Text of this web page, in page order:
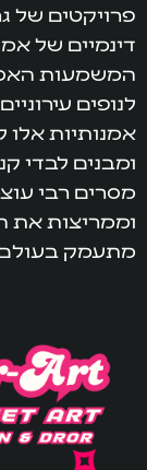
דינמיים של
המשמעות
לנופים
אמנותיות אלו
ומבנים לבדי
מסרים רבי
וממריצות את
מתעמק